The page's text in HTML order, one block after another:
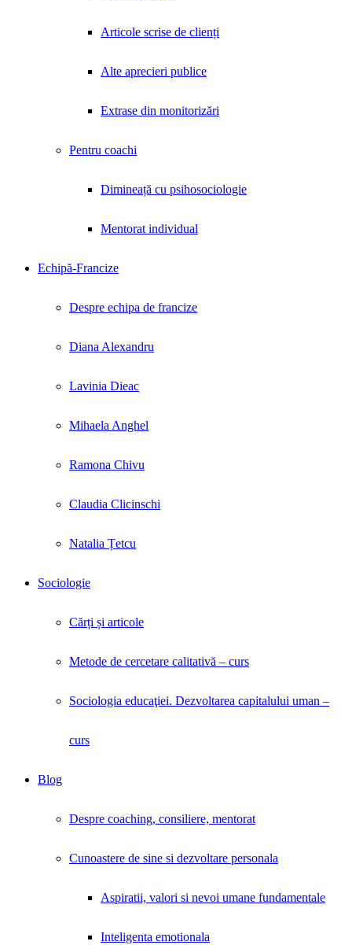
Articole scrise de clienți
Alte aprecieri publice
Extrase din monitorizări
Pentru coachi
Dimineață cu psihosociologie
Mentorat individual
Echipă-Francize
Despre echipa de francize
Diana Alexandru
Lavinia Dieac
Mihaela Anghel
Ramona Chivu
Claudia Clicinschi
Natalia Țetcu
Sociologie
Cărți și articole
Metode de cercetare calitativă – curs
Sociologia educaţiei. Dezvoltarea capitalului uman –
curs
Blog
Despre coaching, consiliere, mentorat
Cunoastere de sine si dezvoltare personala
Aspiratii, valori si nevoi umane fundamentale
Inteligenta emotionala